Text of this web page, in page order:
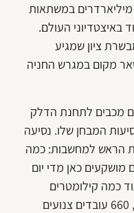
במשתאות
באיצטדיוני העולם.
ציון שמגיע
מקום במגרש החניה
מכבים לתחנת הדלק
המבחן שלו. נסיעה
הראש למחשבות: כמה
מושקעים כאן מדי יום
כמה קילומטרים
מסערות התאגיד, בחדרים צפופים, 660 עובדים צנועים